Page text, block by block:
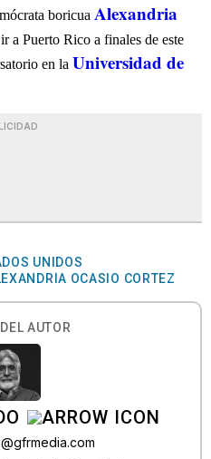
boricua Alexandria
a Puerto Rico a finales de este
en la Universidad de
UNIDOS
OCASIO CORTEZ
AUTOR